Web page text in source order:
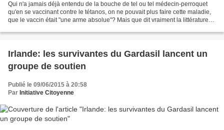
Qui n'a jamais déjà entendu de la bouche de tel ou tel médecin-perroquet
qu'en se vaccinant contre le tétanos, on ne pouvait plus faire cette maladie,
que le vaccin était "une arme absolue"? Mais que dit vraiment la littérature
Irlande: les survivantes du Gardasil lancent un
groupe de soutien
Publié le 09/06/2015 à 20:58
Par Initiative Citoyenne